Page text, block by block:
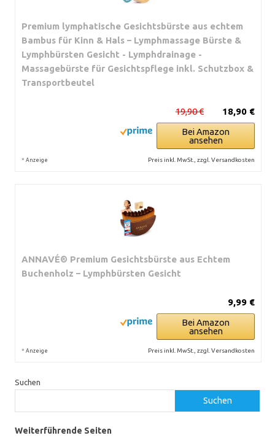
Premium lymphatische Gesichtsbürste aus echtem
Bambus für Kinn & Hals – Lymphmassage Bürste &
Lymphbürsten Gesicht - Lymphdrainage -
Massagebürste für Gesichtspflege inkl. Schutzbox &
Transportbeutel
18,90 €
19,90 €
Bei Amazon
ansehen
* Anzeige Preis inkl. MwSt., zzgl. Versandkosten
ANNAVÉ® Premium Gesichtsbürste aus Echtem
Buchenholz – Lymphbürsten Gesicht
9,99 €
Bei Amazon
ansehen
* Anzeige Preis inkl. MwSt., zzgl. Versandkosten
Suchen
Suchen
Weiterführende Seiten